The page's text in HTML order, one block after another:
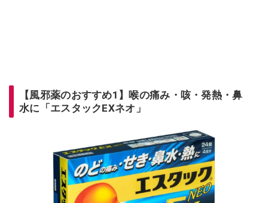
【風邪薬のおすすめ1】喉の痛み・咳・発熱・鼻
水に「エスタックEXネオ」